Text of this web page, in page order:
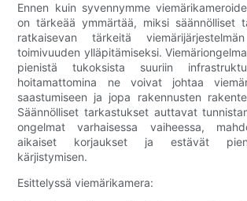
Ennen kuin syvennymme
on tärkeää ymmärtää, miksi säännölliset
ratkaisevan tärkeitä
toimivuuden ylläpitämiseksi.
pienistä tukoksista suuriin
hoitamattomina ne voivat johtaa
saastumiseen ja jopa rakennusten
Säännölliset tarkastukset auttavat
ongelmat varhaisessa vaiheessa,
aikaiset korjaukset ja estävät
kärjistymisen.
Esittelyssä viemärikamera: